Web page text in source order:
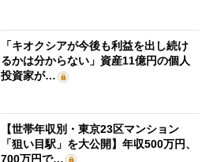
「キオクシアが今後も利益を出し続け
るかは分からない」資産11億円の個人
投資家が…
【世帯年収別・東京23区マンション
「狙い目駅」を大公開】年収500万円、
700万円で…